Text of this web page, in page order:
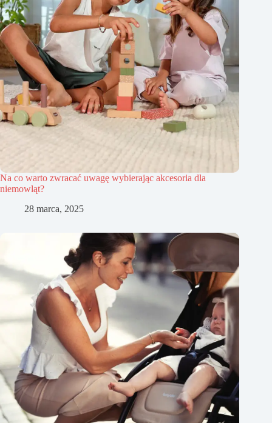
Na co warto zwracać uwagę wybierając akcesoria dla
niemowląt?
28 marca, 2025